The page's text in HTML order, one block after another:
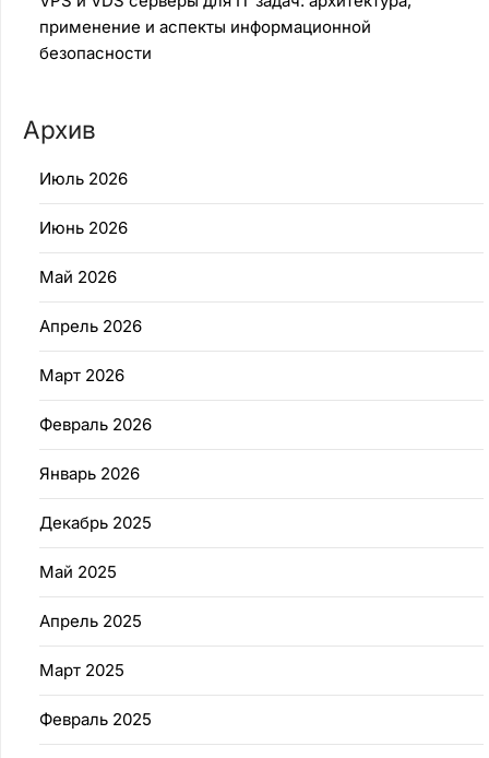
применение и аспекты информационной
безопасности
Архив
Июль 2026
Июнь 2026
Май 2026
Апрель 2026
Март 2026
Февраль 2026
Январь 2026
Декабрь 2025
Май 2025
Апрель 2025
Март 2025
Февраль 2025